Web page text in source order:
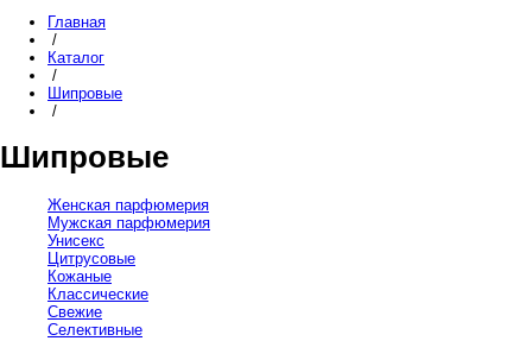
Главная
/
Каталог
/
Шипровые
/
Шипровые
Женская парфюмерия
Мужская парфюмерия
Унисекс
Цитрусовые
Кожаные
Классические
Свежие
Селективные